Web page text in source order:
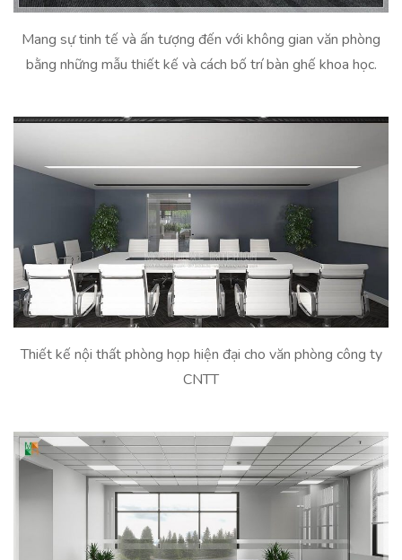
Mang sự tinh tế và ấn tượng đến với không gian văn phòng
bằng những mẫu thiết kế và cách bố trí bàn ghế khoa học.
Thiết kế nội thất phòng họp hiện đại cho văn phòng công ty
CNTT